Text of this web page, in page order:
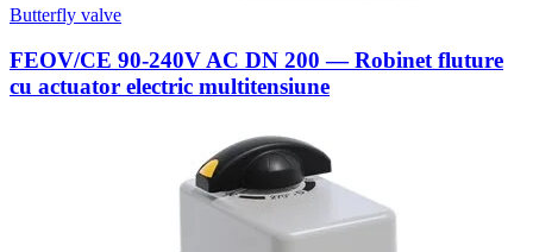
Butterfly valve
FEOV/CE 90-240V AC DN 200 — Robinet fluture
cu actuator electric multitensiune